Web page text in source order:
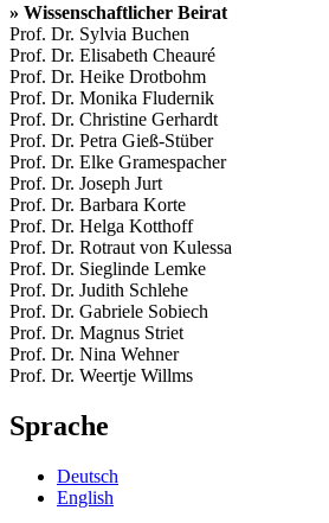
» Wissenschaftlicher Beirat
Prof. Dr. Sylvia Buchen
Prof. Dr. Elisabeth Cheauré
Prof. Dr. Heike Drotbohm
Prof. Dr. Monika Fludernik
Prof. Dr. Christine Gerhardt
Prof. Dr. Petra Gieß-Stüber
Prof. Dr. Elke Gramespacher
Prof. Dr. Joseph Jurt
Prof. Dr. Barbara Korte
Prof. Dr. Helga Kotthoff
Prof. Dr. Rotraut von Kulessa
Prof. Dr. Sieglinde Lemke
Prof. Dr. Judith Schlehe
Prof. Dr. Gabriele Sobiech
Prof. Dr. Magnus Striet
Prof. Dr. Nina Wehner
Prof. Dr. Weertje Willms
Sprache
Deutsch
English